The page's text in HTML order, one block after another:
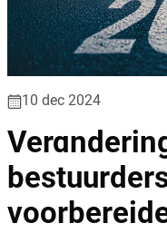
10 dec 2024